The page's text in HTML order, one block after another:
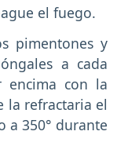
el fuego.
pimentones y
a cada
encima con la
la refractaria el
a 350° durante